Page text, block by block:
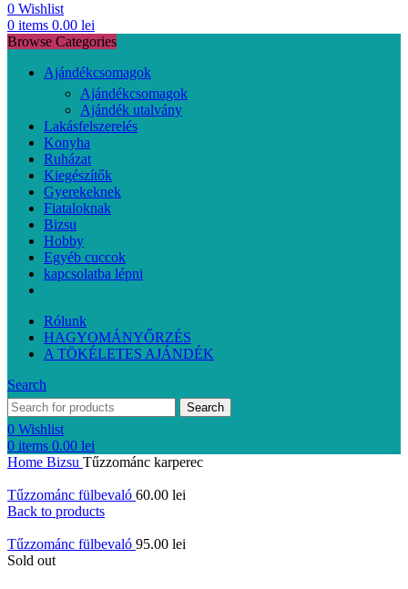
0 Wishlist
0 items 0.00 lei
Browse Categories
Ajándékcsomagok
Ajándékcsomagok
Ajándék utalvány
Lakásfelszerelés
Konyha
Ruházat
Kiegészítők
Gyerekeknek
Fiataloknak
Bizsu
Hobby
Egyéb cuccok
kapcsolatba lépni
Rólunk
HAGYOMÁNYŐRZÉS
A TÖKÉLETES AJÁNDÉK
Search
Search
0 Wishlist
0 items 0.00 lei
Home Bizsu Tűzzománc karperec
Tűzzománc fülbevaló 60.00 lei
Back to products
Tűzzománc fülbevaló 95.00 lei
Sold out